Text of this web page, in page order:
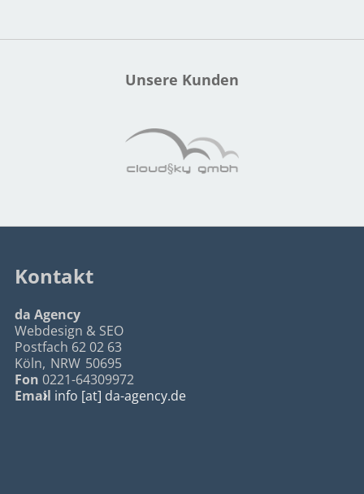
Unsere Kunden
Kontakt
da Agency
Webdesign & SEO
Postfach 62 02 63
Köln, NRW 50695
Fon 0221-64309972
Email info [at] da-agency.de